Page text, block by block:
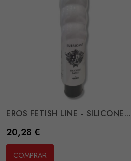
EROS FETISH LINE - SILICONE...
Preço
20,28 €
COMPRAR